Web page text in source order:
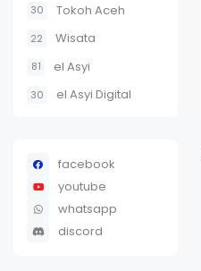
30 Tokoh Aceh
22 Wisata
81 el Asyi
30 el Asyi Digital
facebook
youtube
whatsapp
discord